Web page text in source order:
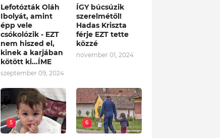
Lefotózták Oláh
Ibolyát, amint
épp vele
csókolózik - EZT
nem hiszed el,
kinek a karjában
kötött ki...ÍME
szeptember 09, 2024
ÍGY búcsúzik
szerelmétől!
Hadas Kriszta
férje EZT tette
közzé
november 01, 2024
5 6